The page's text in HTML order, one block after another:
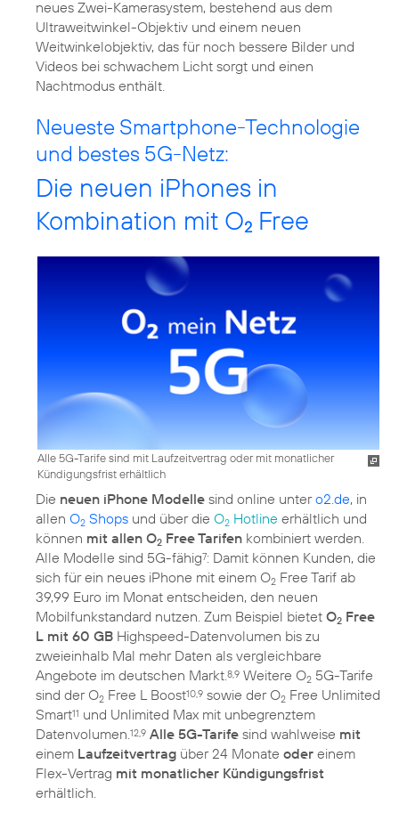
neues Zwei-Kamerasystem, bestehend aus dem
Ultraweitwinkel-Objektiv und einem neuen
Weitwinkelobjektiv, das für noch bessere Bilder und
Videos bei schwachem Licht sorgt und einen
Nachtmodus enthält.
Neueste Smartphone-Technologie
und bestes 5G-Netz:
Die neuen iPhones in
Kombination mit O2 Free
Alle 5G-Tarife sind mit Laufzeitvertrag oder mit monatlicher
Kündigungsfrist erhältlich
Die neuen iPhone Modelle sind online untero2.de, in
allen O2 Shops und über die O2 Hotline erhältlich und
können mit allen O2 Free Tarifen kombiniert werden.
Alle Modelle sind 5G-fähig7: Damit können Kunden, die
sich für ein neues iPhone mit einem O2 Free Tarif ab
39,99 Euro im Monat entscheiden, den neuen
Mobilfunkstandard nutzen. Zum Beispiel bietet O2 Free
L mit 60 GB Highspeed-Datenvolumen bis zu
zweieinhalb Mal mehr Daten als vergleichbare
Angebote im deutschen Markt. 8,9 Weitere O2 5G-Tarife
sind der O2 Free L Boost10,9 sowie der O2 Free Unlimited
Smart11 und Unlimited Max mit unbegrenztem
Datenvolumen. 12,9 Alle 5G-Tarife sind wahlweise mit
einem Laufzeitvertrag über 24 Monate oder einem
Flex-Vertrag mit monatlicher Kündigungsfrist
erhältlich.